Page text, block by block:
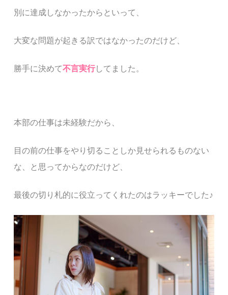
別に達成しなかったからといって、
大変な問題が起きる訳ではなかったのだけど、
勝手に決めて不言実行してました。
本部の仕事は未経験だから、
目の前の仕事をやり切ることしか見せられるものない
な、と思ってからなのだけど、
最後の切り札的に役立ってくれたのはラッキーでした ♪